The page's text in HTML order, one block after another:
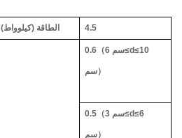
الطاقة (كيلوواط) 4.5
0.6 （ 6 سم≤d≤10
سم）
0.5 （ 3 سم≤d≤6
سم）